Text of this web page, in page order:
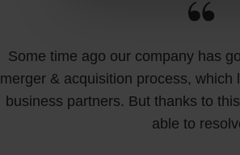
Some time ago our company has
merger & acquisition process, which
business partners. But thanks to
able to